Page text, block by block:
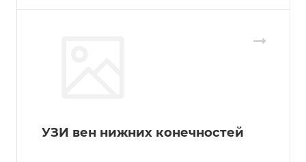
УЗИ вен нижних конечностей